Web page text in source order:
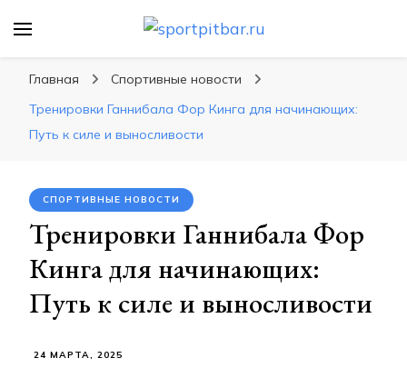
спортивных упражнения, правильные
диеты, программы тренировок
Главная
Спортивные новости
Тренировки Ганнибала Фор Кинга для начинающих:
Путь к силе и выносливости
СПОРТИВНЫЕ НОВОСТИ
Тренировки Ганнибала Фор
Кинга для начинающих:
Путь к силе и выносливости
24 МАРТА, 2025